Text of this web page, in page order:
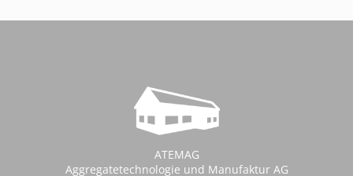
ATEMAG
Aggregatetechnologie und Manufaktur AG